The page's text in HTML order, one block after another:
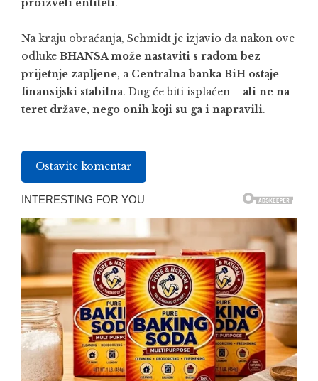
Na kraju obraćanja, Schmidt je izjavio da nakon ove
odluke BHANSA može nastaviti s radom bez
prijetnje zapljene, a Centralna banka BiH ostaje
finansijski stabilna. Dug će biti isplaćen – ali ne na
teret države, nego onih koji su ga i napravili.
Ostavite komentar